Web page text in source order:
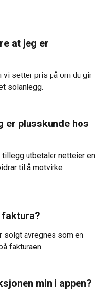
at jeg er
vi setter pris på om du gir
solanlegg.
er plusskunde hos
utbetaler netteier en
til å motvirke
faktura?
solgt avregnes som en
fakturaen.
min i appen?